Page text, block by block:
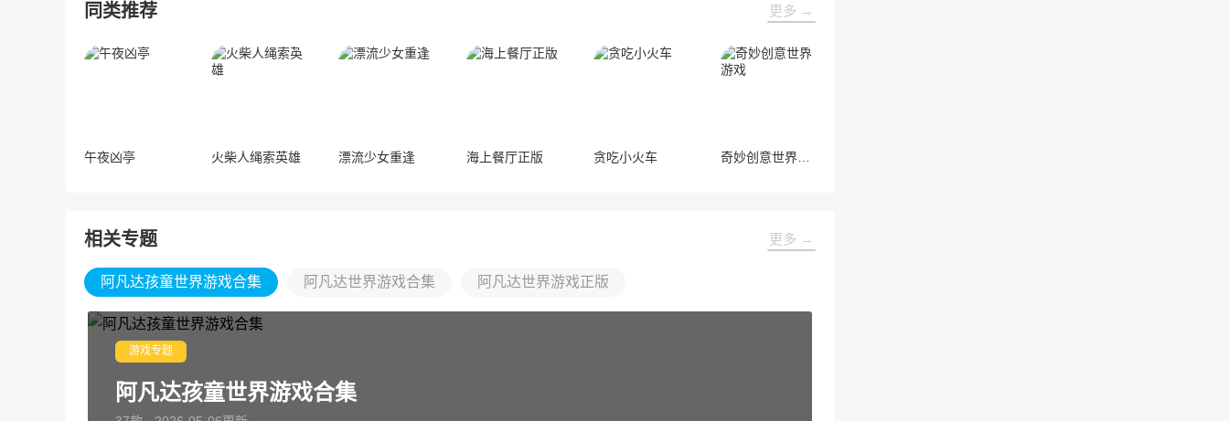
同类推荐 更多 →
午夜凶亭 火柴人绳索英雄 漂流少女重逢 海上餐厅正版 贪吃小火车 奇妙创意世界游戏
相关专题 更多 →
阿凡达孩童世界游戏合集 阿凡达世界游戏合集 阿凡达世界游戏正版
游戏专题
阿凡达孩童世界游戏合集